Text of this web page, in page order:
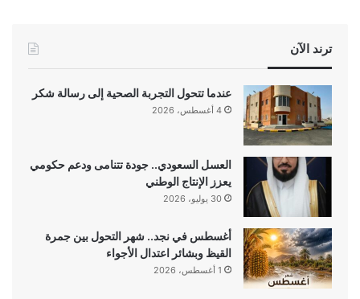
ترند الآن
عندما تتحول التجربة الصحية إلى رسالة شكر
4 أغسطس، 2026
العسل السعودي.. جودة تتنامى ودعم حكومي
يعزز الإنتاج الوطني
30 يوليو، 2026
أغسطس في نجد.. شهر التحول بين جمرة
القيظ وبشائر اعتدال الأجواء
1 أغسطس، 2026